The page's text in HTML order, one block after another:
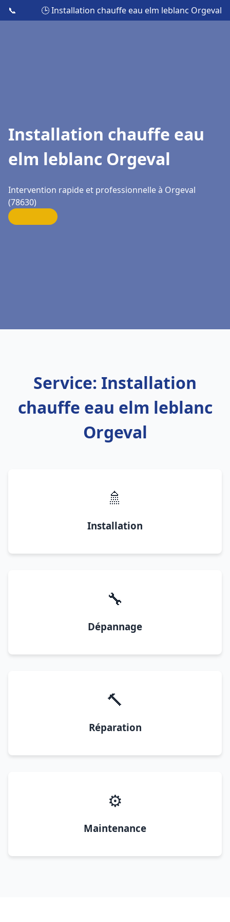
📞 🕒 Installation chauffe eau elm leblanc Orgeval
Installation chauffe eau
elm leblanc Orgeval
Intervention rapide et professionnelle à Orgeval
(78630)
Service: Installation
chauffe eau elm leblanc
Orgeval
🚿
Installation
🔧
Dépannage
🔨
Réparation
⚙️
Maintenance